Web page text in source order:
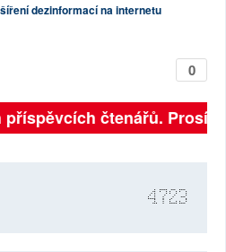
dezinformací na internetu
0
čtenářů.
4723